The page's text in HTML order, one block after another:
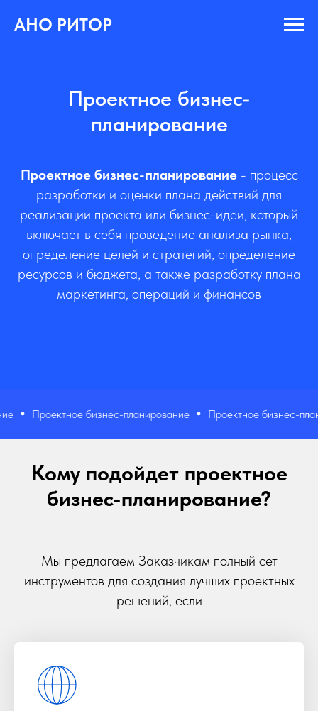
АНО РИТОР
Проектное бизнес-
планирование
Проектное бизнес-планирование - процесс
разработки и оценки плана действий для
реализации проекта или бизнес-идеи, который
включает в себя проведение анализа рынка,
определение целей и стратегий, определение
ресурсов и бюджета, а также разработку плана
маркетинга, операций и финансов
Проектное бизнес-планирование Проектное бизнес-
Кому подойдет проектное
бизнес-планирование?
Мы предлагаем Заказчикам полный сет
инструментов для создания лучших проектных
решений, если